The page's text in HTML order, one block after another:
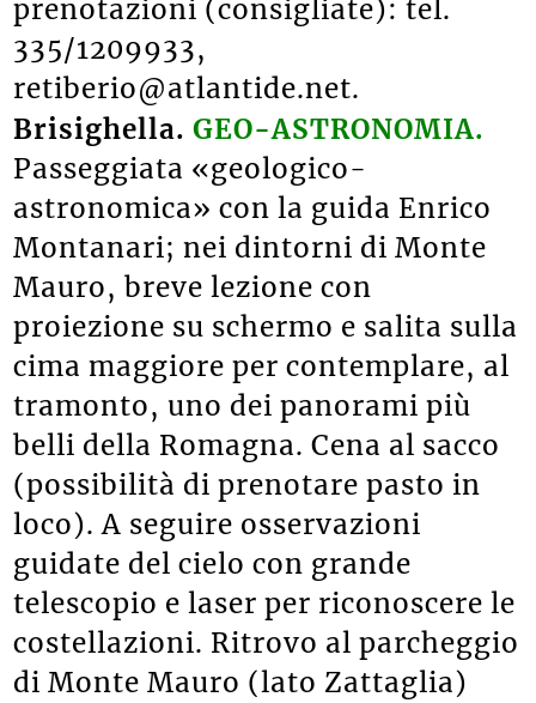
prenotazioni (consigliate): tel.
335/1209933,
retiberio@atlantide.net.
Brisighella. GEO-ASTRONOMIA.
Passeggiata «geologico-
astronomica» con la guida Enrico
Montanari; nei dintorni di Monte
Mauro, breve lezione con
proiezione su schermo e salita sulla
cima maggiore per contemplare, al
tramonto, uno dei panorami più
belli della Romagna. Cena al sacco
(possibilità di prenotare pasto in
loco). A seguire osservazioni
guidate del cielo con grande
telescopio e laser per riconoscere le
costellazioni. Ritrovo al parcheggio
di Monte Mauro (lato Zattaglia)